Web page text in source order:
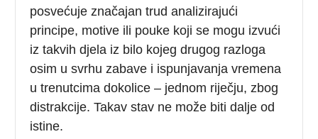
posvećuje značajan trud analizirajući
principe, motive ili pouke koji se mogu izvući
iz takvih djela iz bilo kojeg drugog razloga
osim u svrhu zabave i ispunjavanja vremena
u trenutcima dokolice – jednom riječju, zbog
distrakcije. Takav stav ne može biti dalje od
istine.